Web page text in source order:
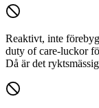
Reaktivt, inte
duty of care-luckor
Då är det